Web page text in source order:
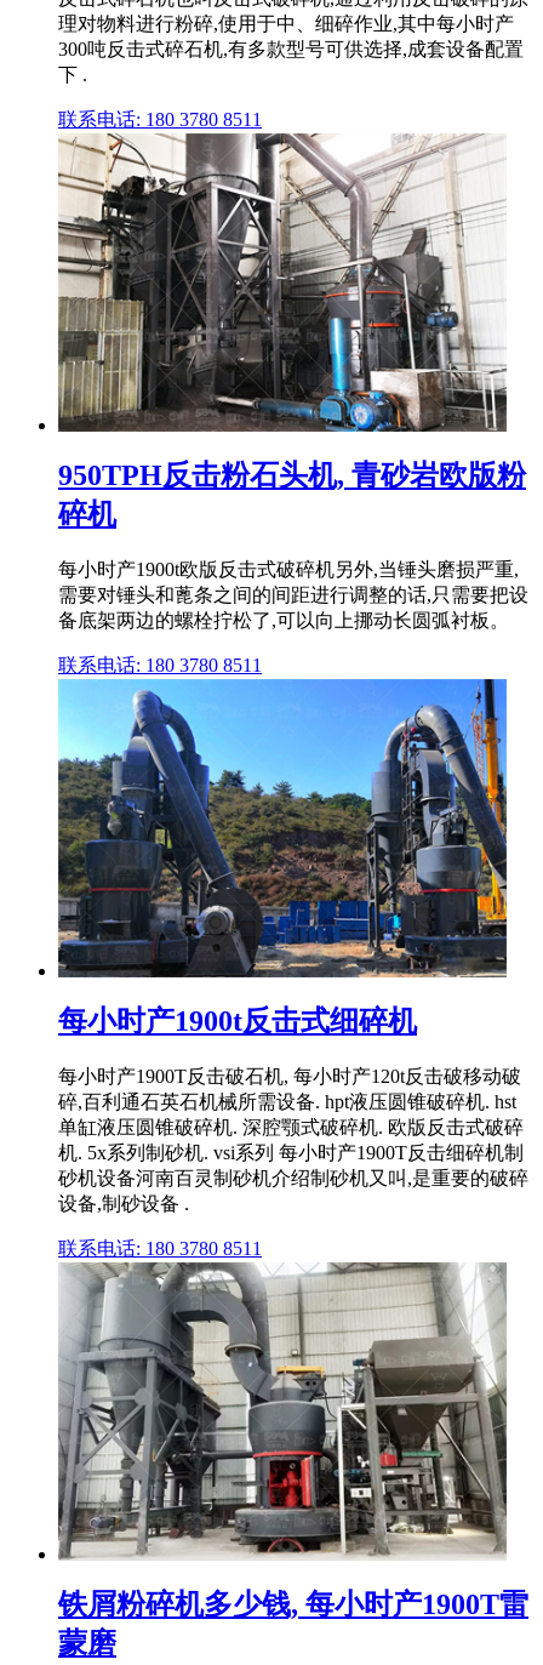
理对物料进行粉碎,使用于中、细碎作业,其中每小时产
300吨反击式碎石机,有多款型号可供选择,成套设备配置
下 .
联系电话: 180 3780 8511
950TPH反击粉石头机, 青砂岩欧版粉
碎机
每小时产1900t欧版反击式破碎机另外,当锤头磨损严重,
需要对锤头和蓖条之间的间距进行调整的话,只需要把设
备底架两边的螺栓拧松了,可以向上挪动长圆弧衬板。
联系电话: 180 3780 8511
每小时产1900t反击式细碎机
每小时产1900T反击破石机, 每小时产120t反击破移动破
碎,百利通石英石机械所需设备. hpt液压圆锥破碎机. hst
单缸液压圆锥破碎机. 深腔颚式破碎机. 欧版反击式破碎
机. 5x系列制砂机. vsi系列 每小时产1900T反击细碎机制
砂机设备河南百灵制砂机介绍制砂机又叫,是重要的破碎
设备,制砂设备 .
联系电话: 180 3780 8511
铁屑粉碎机多少钱, 每小时产1900T雷
蒙磨